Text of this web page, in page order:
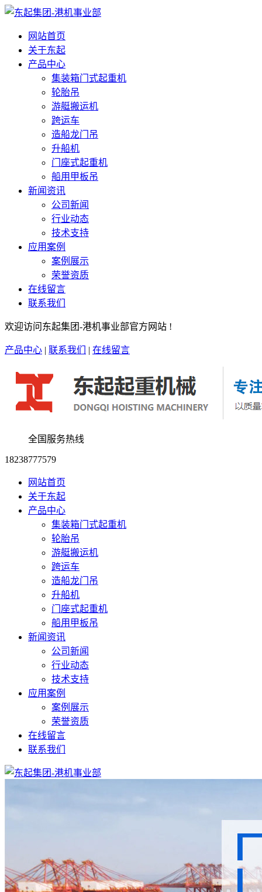
网站首页
关于东起
产品中心
集装箱门式起重机
轮胎吊
游艇搬运机
跨运车
造船龙门吊
升船机
门座式起重机
船用甲板吊
新闻资讯
公司新闻
行业动态
技术支持
应用案例
案例展示
荣誉资质
在线留言
联系我们
欢迎访问东起集团-港机事业部官方网站 !
产品中心 | 联系我们 | 在线留言
全国服务热线
18238777579
网站首页
关于东起
产品中心
集装箱门式起重机
轮胎吊
游艇搬运机
跨运车
造船龙门吊
升船机
门座式起重机
船用甲板吊
新闻资讯
公司新闻
行业动态
技术支持
应用案例
案例展示
荣誉资质
在线留言
联系我们